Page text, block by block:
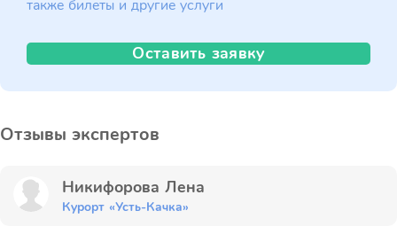
также билеты и другие услуги
Оставить заявку
Отзывы экспертов
Никифорова Лена
Курорт «Усть-Качка»